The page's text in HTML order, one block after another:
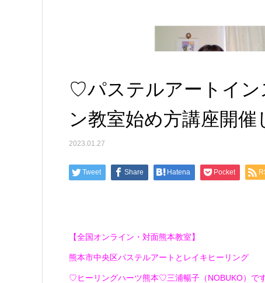
♡パステルアートイン
ン教室始め方講座開
2023.01.27
Tweet Share Hatena Pocket
【全国オンライン・対面熊本教室】
熊本市中央区パステルアートとレイキヒーリング
♡ヒーリングハーツ熊本♡三浦暢子（NOBUKO）で